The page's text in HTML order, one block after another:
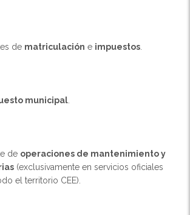
de matriculación e impuestos
municipal
de operaciones de mantenimiento y
(exclusivamente en servicios oficiales
el territorio CEE).